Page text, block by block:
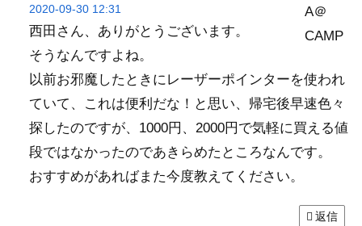
2020-09-30 12:31
西田さん、ありがとうございます。
そうなんですよね。
以前お邪魔したときにレーザーポインターを使われ
ていて、これは便利だな！と思い、帰宅後早速色々
探したのですが、1000円、2000円で気軽に買える値
段ではなかったのであきらめたところなんです。
おすすめがあればまた今度教えてください。
返信